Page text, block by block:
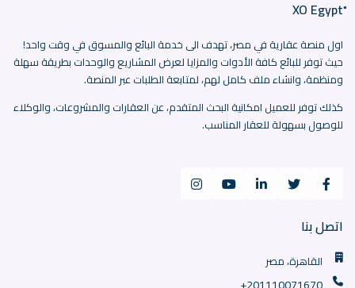
اول منصة عقارية في مصر، تهدف الى خدمة البائع والمسوق في وقت واحد!
حيث توفر للبائع كافة الأدوات والمزايا لعرض المشاريع والوحدات بطريقة سهلة
ومنظمة، وانشاء ملف كامل لهم، لمتابعة الطلبات عبر المنصة.
كذلك توفر للعميل امكانية البحث المتقدم، عن العقارات والمشروعات، والوكلاء
للوصول بسهولة للعقار المناسب.
اتصل بنا
القاهرة، مصر